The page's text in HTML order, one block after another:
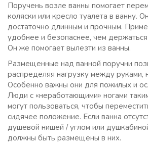
Поручень возле ванны помогает
коляски или кресло туалета в ванну.
достаточно длинным и прочным.
удобнее и безопаснее, чем
Он же помогает вылезти из ванны.
Размещенные над ванной поручни
распределяя нагрузку между руками,
Особенно важны они для пожилых и
Люди с «неработающими» ногами
могут пользоваться, чтобы
сидячее положение. Если ванна
душевой нишей / углом или
должны быть размещены в них.